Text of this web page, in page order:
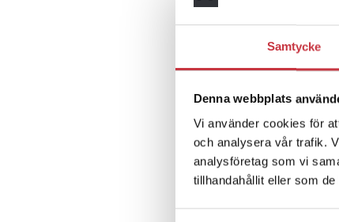
Samtycke
Denna webbplats
Vi använder cookies för
och analysera vår trafik.
analysföretag som vi
tillhandahållit eller som